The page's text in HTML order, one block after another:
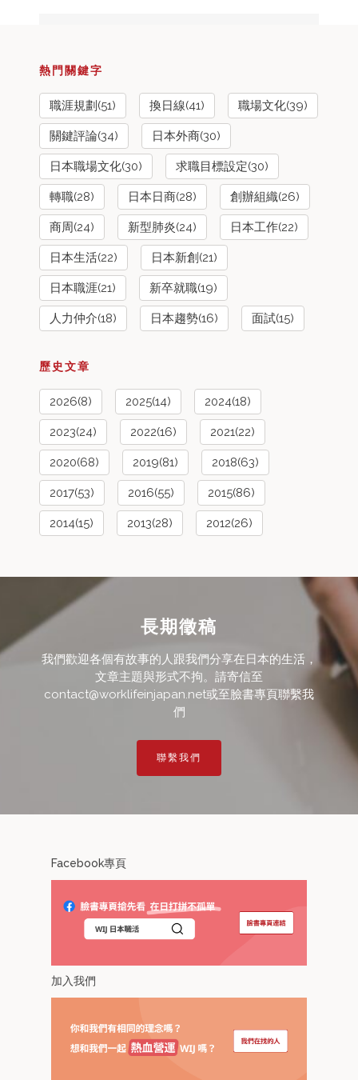
熱門關鍵字
職涯規劃(51) 換日線(41) 職場文化(39)
關鍵評論(34) 日本外商(30)
日本職場文化(30) 求職目標設定(30)
轉職(28) 日本日商(28) 創辦組織(26)
商周(24) 新型肺炎(24) 日本工作(22)
日本生活(22) 日本新創(21)
日本職涯(21) 新卒就職(19)
人力仲介(18) 日本趨勢(16) 面試(15)
歷史文章
2026(8) 2025(14) 2024(18)
2023(24) 2022(16) 2021(22)
2020(68) 2019(81) 2018(63)
2017(53) 2016(55) 2015(86)
2014(15) 2013(28) 2012(26)
長期徵稿
我們歡迎各個有故事的人跟我們分享在日本的生活，
文章主題與形式不拘。請寄信至
contact@worklifeinjapan.net或至臉書專頁聯繫我
們
聯繫我們
Facebook專頁
加入我們